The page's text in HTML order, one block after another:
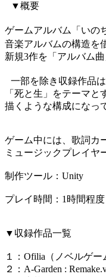
▼概要
ゲームアルバム「いの
音楽アルバムの構造を
新規3作を「アルバム
一部を除き収録作品
「死と生」をテーマ
描くような構成になっ
ゲーム中には、歌詞カ
ミュージックプレイヤ
制作ツール：Unity
プレイ時間：1時間程度
▼収録作品一覧
１：Ofilia（ノベルゲー
２：A-Garden :